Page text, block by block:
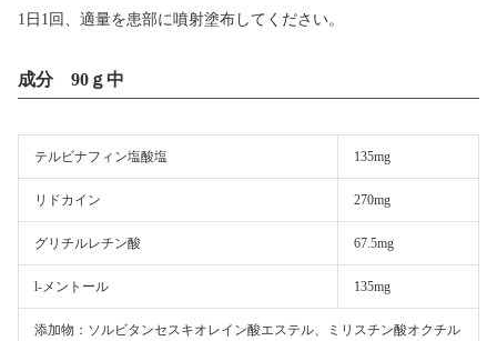
1日1回、適量を患部に噴射塗布してください。
成分 90ｇ中
テルビナフィン塩酸塩 135mg
リドカイン 270mg
グリチルレチン酸 67.5mg
l-メントール 135mg
添加物：ソルビタンセスキオレイン酸エステル、ミリスチン酸オクチル